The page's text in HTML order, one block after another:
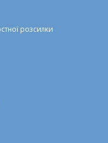
розсилки